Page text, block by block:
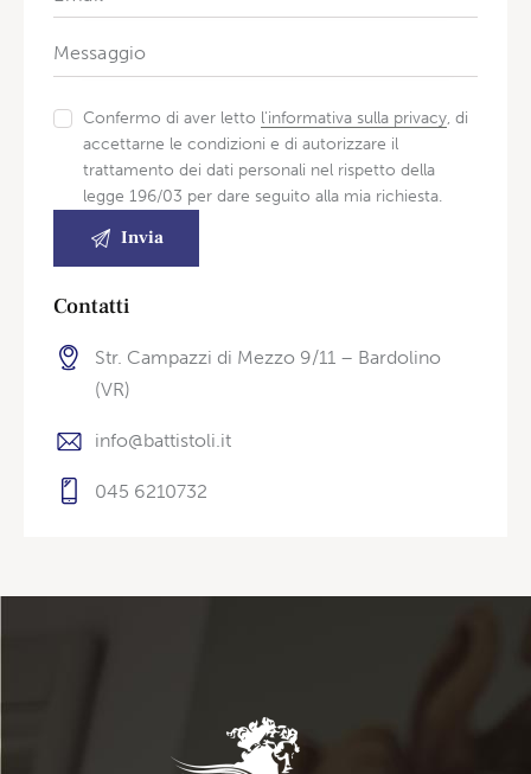
Confermo di aver letto l'informativa sulla privacy, di
accettarne le condizioni e di autorizzare il
trattamento dei dati personali nel rispetto della
legge 196/03 per dare seguito alla mia richiesta.
Contatti
Str. Campazzi di Mezzo 9/11 – Bardolino
(VR)
info@battistoli.it
045 6210732